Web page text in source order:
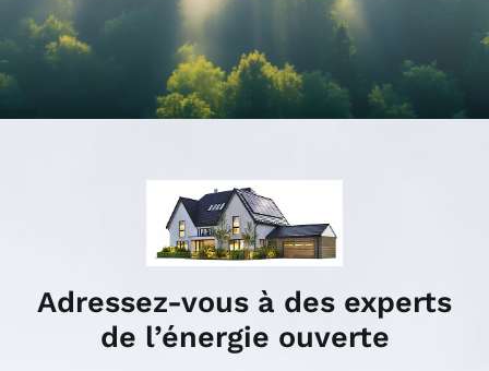
Adressez-vous à des experts
de l’énergie ouverte